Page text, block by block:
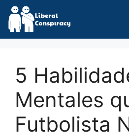
Skip
content
5
Mentales
Futbolista